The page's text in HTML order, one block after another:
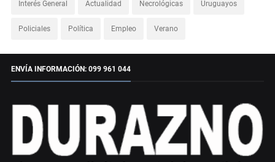
Interés General Actualidad Necrológicas Uruguayos
Policiales Política Empleo Verano
ENVÍA INFORMACIÓN: 099 961 044